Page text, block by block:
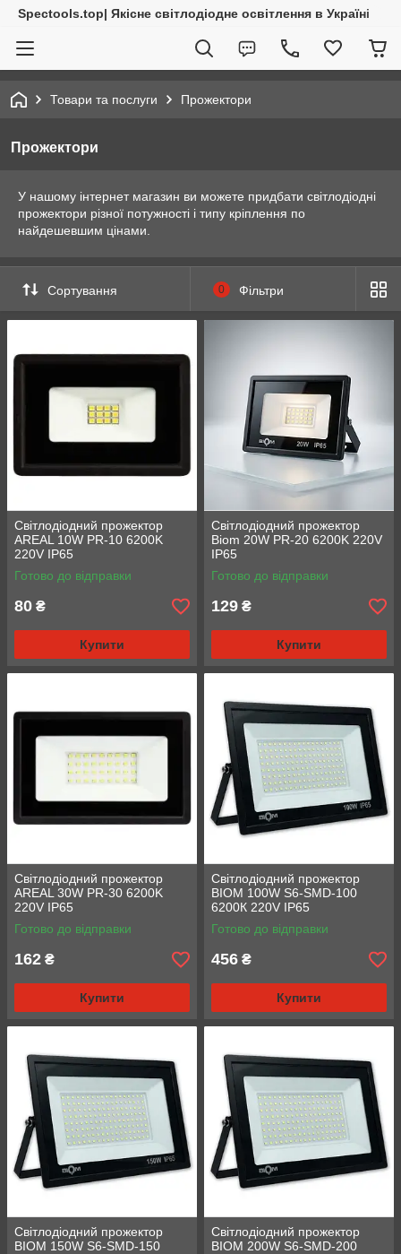
Spectools.top| Якісне світлодіодне освітлення в Україні
Товари та послуги Прожектори
Прожектори
У нашому інтернет магазин ви можете придбати світлодіодні
прожектори різної потужності і типу кріплення по
найдешевшим цінами.
Сортування 0 Фільтри
Світлодіодний прожектор
AREAL 10W PR-10 6200K
220V IP65
Готово до відправки
80 ₴
Купити
Світлодіодний прожектор
Biom 20W PR-20 6200K 220V
IP65
Готово до відправки
129 ₴
Купити
Світлодіодний прожектор
AREAL 30W PR-30 6200K
220V IP65
Готово до відправки
162 ₴
Купити
Світлодіодний прожектор
BIOM 100W S6-SMD-100
6200К 220V IP65
Готово до відправки
456 ₴
Купити
Світлодіодний прожектор
BIOM 150W S6-SMD-150
Світлодіодний прожектор
BIOM 200W S6-SMD-200